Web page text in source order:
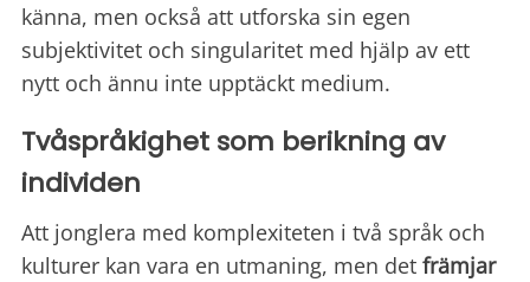
känna, men också att utforska sin egen
subjektivitet och singularitet med hjälp av ett
nytt och ännu inte upptäckt medium.
Tvåspråkighet som berikning av
individen
Att jonglera med komplexiteten i två språk och
kulturer kan vara en utmaning, men det främjar